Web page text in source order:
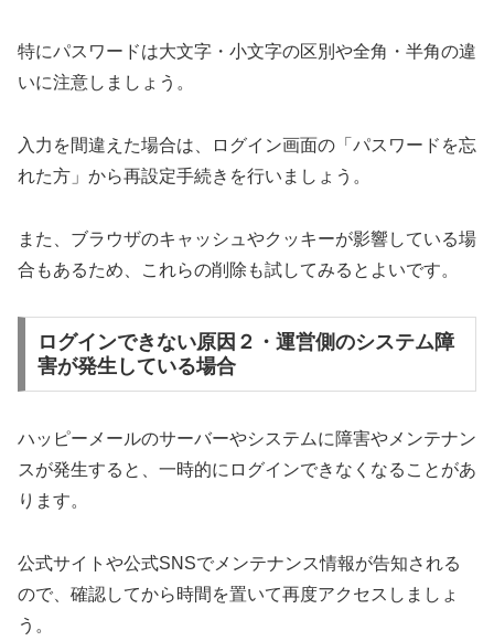
特にパスワードは大文字・小文字の区別や全角・半角の違
いに注意しましょう。
入力を間違えた場合は、ログイン画面の「パスワードを忘
れた方」から再設定手続きを行いましょう。
また、ブラウザのキャッシュやクッキーが影響している場
合もあるため、これらの削除も試してみるとよいです。
ログインできない原因２・運営側のシステム障
害が発生している場合
ハッピーメールのサーバーやシステムに障害やメンテナン
スが発生すると、一時的にログインできなくなることがあ
ります。
公式サイトや公式SNSでメンテナンス情報が告知される
ので、確認してから時間を置いて再度アクセスしましょ
う。